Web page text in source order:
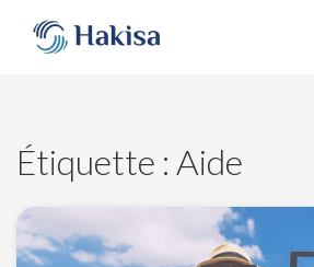
contenu
Étiquette : Aide